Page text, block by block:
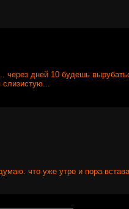
через дней 10 будешь
слизистую...
что уже утро и пора